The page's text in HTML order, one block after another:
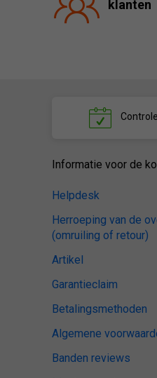
klanten
Informatie voor de
Helpdesk
Herroeping van de
(omruiling of retour)
Artikel
Garantieclaim
Betalingsmethoden
Algemene
Banden reviews